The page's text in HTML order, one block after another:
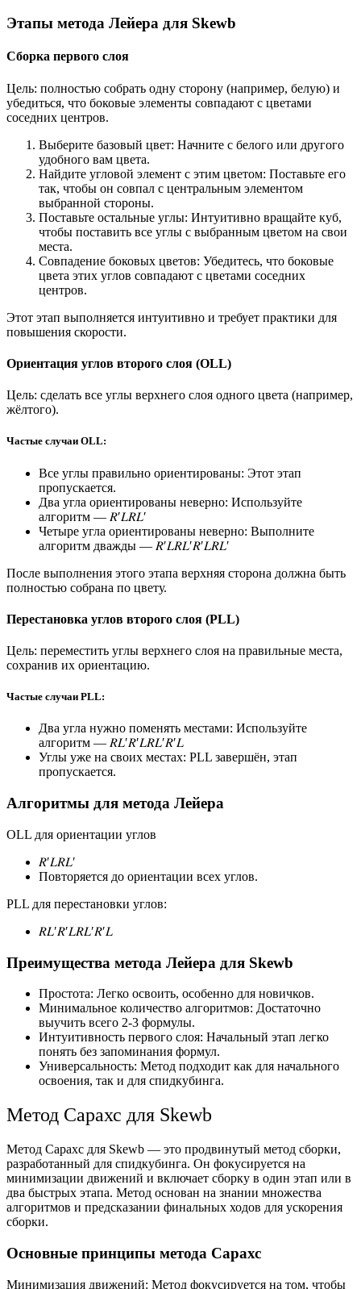
Этапы метода Лейера для Skewb
Сборка первого слоя
Цель: полностью собрать одну сторону (например, белую) и
убедиться, что боковые элементы совпадают с цветами
соседних центров.
Выберите базовый цвет: Начните с белого или другого
удобного вам цвета.
Найдите угловой элемент с этим цветом: Поставьте его
так, чтобы он совпал с центральным элементом
выбранной стороны.
Поставьте остальные углы: Интуитивно вращайте куб,
чтобы поставить все углы с выбранным цветом на свои
места.
Совпадение боковых цветов: Убедитесь, что боковые
цвета этих углов совпадают с цветами соседних
центров.
Этот этап выполняется интуитивно и требует практики для
повышения скорости.
Ориентация углов второго слоя (OLL)
Цель: сделать все углы верхнего слоя одного цвета (например,
жёлтого).
Частые случаи OLL:
Все углы правильно ориентированы: Этот этап
пропускается.
Два угла ориентированы неверно: Используйте
алгоритм — 𝑅′𝐿𝑅𝐿′
Четыре угла ориентированы неверно: Выполните
алгоритм дважды — 𝑅′𝐿𝑅𝐿′𝑅′𝐿𝑅𝐿′
После выполнения этого этапа верхняя сторона должна быть
полностью собрана по цвету.
Перестановка углов второго слоя (PLL)
Цель: переместить углы верхнего слоя на правильные места,
сохранив их ориентацию.
Частые случаи PLL:
Два угла нужно поменять местами: Используйте
алгоритм — 𝑅𝐿′𝑅′𝐿𝑅𝐿′𝑅′𝐿
Углы уже на своих местах: PLL завершён, этап
пропускается.
Алгоритмы для метода Лейера
OLL для ориентации углов
𝑅′𝐿𝑅𝐿′
Повторяется до ориентации всех углов.
PLL для перестановки углов:
𝑅𝐿′𝑅′𝐿𝑅𝐿′𝑅′𝐿
Преимущества метода Лейера для Skewb
Простота: Легко освоить, особенно для новичков.
Минимальное количество алгоритмов: Достаточно
выучить всего 2-3 формулы.
Интуитивность первого слоя: Начальный этап легко
понять без запоминания формул.
Универсальность: Метод подходит как для начального
освоения, так и для спидкубинга.
Метод Сарахс для Skewb
Метод Сарахс для Skewb — это продвинутый метод сборки,
разработанный для спидкубинга. Он фокусируется на
минимизации движений и включает сборку в один этап или в
два быстрых этапа. Метод основан на знании множества
алгоритмов и предсказании финальных ходов для ускорения
сборки.
Основные принципы метода Сарахс
Минимизация движений: Метод фокусируется на том, чтобы